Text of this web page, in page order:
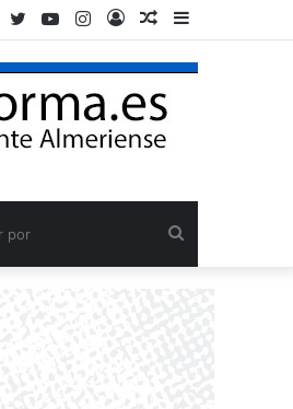
lateral
Publicación
al
azar
Acceso
Instagram
YouTube
Twitter
Facebook